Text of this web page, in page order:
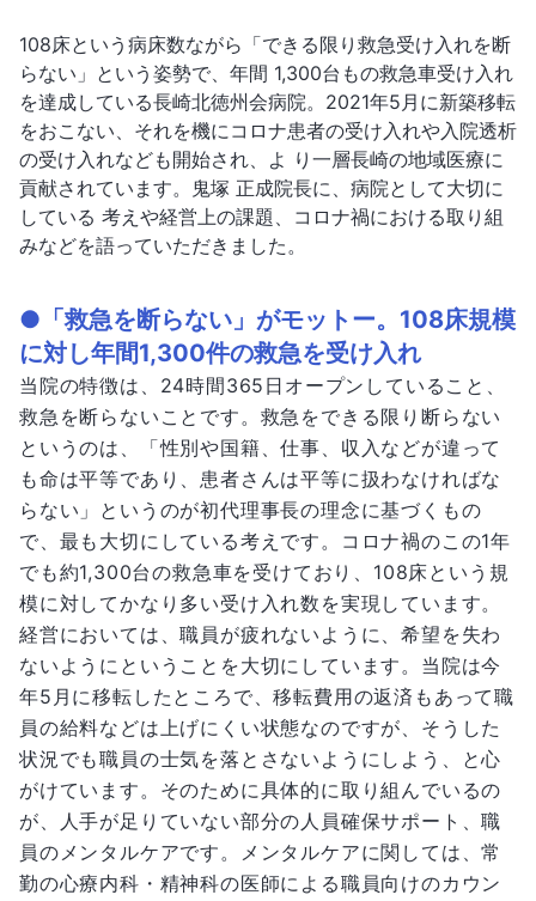
108床という病床数ながら「できる限り救急受け入れを断
らない」という姿勢で、年間 1,300台もの救急車受け入れ
を達成している長崎北徳州会病院。2021年5月に新築移転
をおこない、それを機にコロナ患者の受け入れや入院透析
の受け入れなども開始され、よ り一層長崎の地域医療に
貢献されています。鬼塚 正成院長に、病院として大切に
している 考えや経営上の課題、コロナ禍における取り組
みなどを語っていただきました。
●「救急を断らない」がモットー。108床規模
に対し年間1,300件の救急を受け入れ
当院の特徴は、24時間365日オープンしていること、
救急を断らないことです。救急をできる限り断らない
というのは、「性別や国籍、仕事、収入などが違って
も命は平等であり、患者さんは平等に扱わなければな
らない」というのが初代理事長の理念に基づくもの
で、最も大切にしている考えです。コロナ禍のこの1年
でも約1,300台の救急車を受けており、108床という規
模に対してかなり多い受け入れ数を実現しています。
経営においては、職員が疲れないように、希望を失わ
ないようにということを大切にしています。当院は今
年5月に移転したところで、移転費用の返済もあって職
員の給料などは上げにくい状態なのですが、そうした
状況でも職員の士気を落とさないようにしよう、と心
がけています。そのために具体的に取り組んでいるの
が、人手が足りていない部分の人員確保サポート、職
員のメンタルケアです。メンタルケアに関しては、常
勤の心療内科・精神科の医師による職員向けのカウン